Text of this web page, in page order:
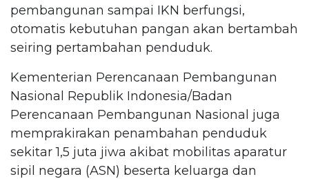
pembangunan sampai IKN berfungsi,
otomatis kebutuhan pangan akan bertambah
seiring pertambahan penduduk.
Kementerian Perencanaan Pembangunan
Nasional Republik Indonesia/Badan
Perencanaan Pembangunan Nasional juga
memprakirakan penambahan penduduk
sekitar 1,5 juta jiwa akibat mobilitas aparatur
sipil negara (ASN) beserta keluarga dan